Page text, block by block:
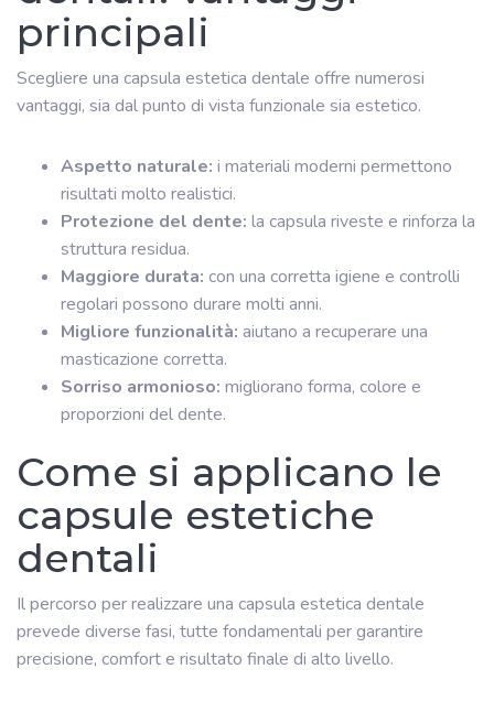
principali
Scegliere una capsula estetica dentale offre numerosi
vantaggi, sia dal punto di vista funzionale sia estetico.
Aspetto naturale: i materiali moderni permettono
risultati molto realistici.
Protezione del dente: la capsula riveste e rinforza la
struttura residua.
Maggiore durata: con una corretta igiene e controlli
regolari possono durare molti anni.
Migliore funzionalità: aiutano a recuperare una
masticazione corretta.
Sorriso armonioso: migliorano forma, colore e
proporzioni del dente.
Come si applicano le
capsule estetiche
dentali
Il percorso per realizzare una capsula estetica dentale
prevede diverse fasi, tutte fondamentali per garantire
precisione, comfort e risultato finale di alto livello.